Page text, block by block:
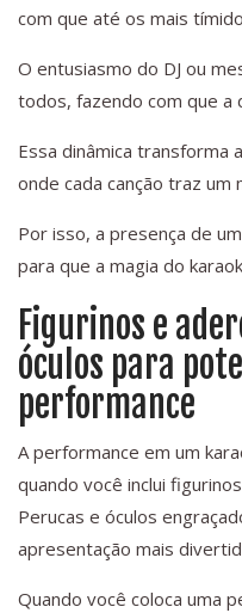
com que até os mais
O entusiasmo do DJ ou
todos, fazendo com que a
Essa dinâmica transforma
onde cada canção traz um
Por isso, a presença de
para que a magia do
Figurinos e
óculos para
performance
A performance em um
quando você inclui
Perucas e óculos
apresentação mais
Quando você coloca uma